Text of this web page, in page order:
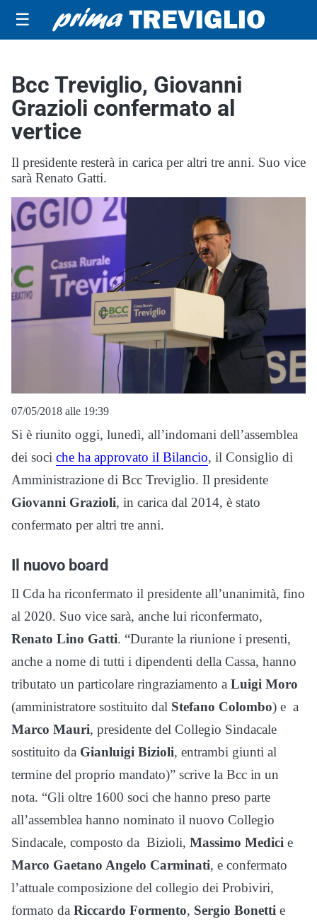
☰
Bcc Treviglio, Giovanni
Grazioli confermato al
vertice
Il presidente resterà in carica per altri tre anni. Suo vice
sarà Renato Gatti.
07/05/2018 alle 19:39
Si è riunito oggi, lunedì, all’indomani dell’assemblea
dei soci che ha approvato il Bilancio, il Consiglio di
Amministrazione di Bcc Treviglio. Il presidente
Giovanni Grazioli, in carica dal 2014, è stato
confermato per altri tre anni.
Il nuovo board
Il Cda ha riconfermato il presidente all’unanimità, fino
al 2020. Suo vice sarà, anche lui riconfermato,
Renato Lino Gatti. “Durante la riunione i presenti,
anche a nome di tutti i dipendenti della Cassa, hanno
tributato un particolare ringraziamento a Luigi Moro
(amministratore sostituito dal Stefano Colombo) e a
Marco Mauri, presidente del Collegio Sindacale
sostituito da Gianluigi Bizioli, entrambi giunti al
termine del proprio mandato)” scrive la Bcc in un
nota. “Gli oltre 1600 soci che hanno preso parte
all’assemblea hanno nominato il nuovo Collegio
Sindacale, composto da Bizioli, Massimo Medici e
Marco Gaetano Angelo Carminati, e confermato
l’attuale composizione del collegio dei Probiviri,
formato da Riccardo Formento, Sergio Bonetti e